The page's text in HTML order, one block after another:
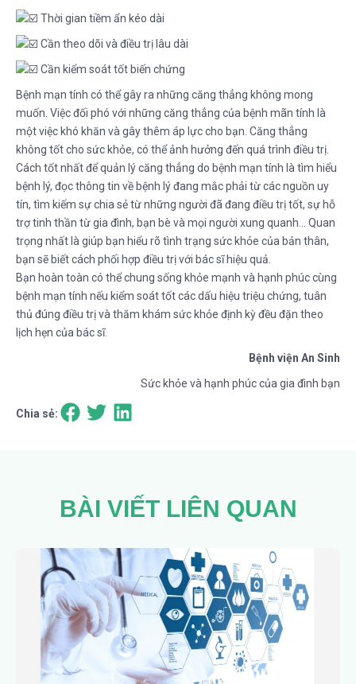
Thời gian tiềm ẩn kéo dài
Cần theo dõi và điều trị lâu dài
Cần kiểm soát tốt biến chứng
Bệnh mạn tính có thể gây ra những căng thẳng không mong
muốn. Việc đối phó với những căng thẳng của bệnh mãn tính là
một việc khó khăn và gây thêm áp lực cho bạn. Căng thẳng
không tốt cho sức khỏe, có thể ảnh hưởng đến quá trình điều trị.
Cách tốt nhất để quản lý căng thẳng do bệnh mạn tính là tìm hiểu
bệnh lý, đọc thông tin về bệnh lý đang mắc phải từ các nguồn uy
tín, tìm kiếm sự chia sẻ từ những người đã đang điều trị tốt, sự hỗ
trợ tinh thần từ gia đình, bạn bè và mọi người xung quanh… Quan
trọng nhất là giúp bạn hiểu rõ tình trạng sức khỏe của bản thân,
bạn sẽ biết cách phối hợp điều trị với bác sĩ hiệu quả.
Bạn hoàn toàn có thể chung sống khỏe mạnh và hạnh phúc cùng
bệnh mạn tính nếu kiểm soát tốt các dấu hiệu triệu chứng, tuân
thủ đúng điều trị và thăm khám sức khỏe định kỳ đều đặn theo
lịch hẹn của bác sĩ.
Bệnh viện An Sinh
Sức khỏe và hạnh phúc của gia đình bạn
Chia sẻ:
BÀI VIẾT LIÊN QUAN